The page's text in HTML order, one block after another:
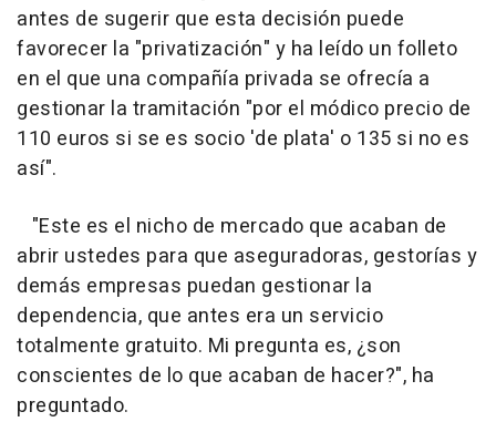
antes de sugerir que esta decisión puede
favorecer la "privatización" y ha leído un folleto
en el que una compañía privada se ofrecía a
gestionar la tramitación "por el módico precio de
110 euros si se es socio 'de plata' o 135 si no es
así".
"Este es el nicho de mercado que acaban de
abrir ustedes para que aseguradoras, gestorías y
demás empresas puedan gestionar la
dependencia, que antes era un servicio
totalmente gratuito. Mi pregunta es, ¿son
conscientes de lo que acaban de hacer?", ha
preguntado.